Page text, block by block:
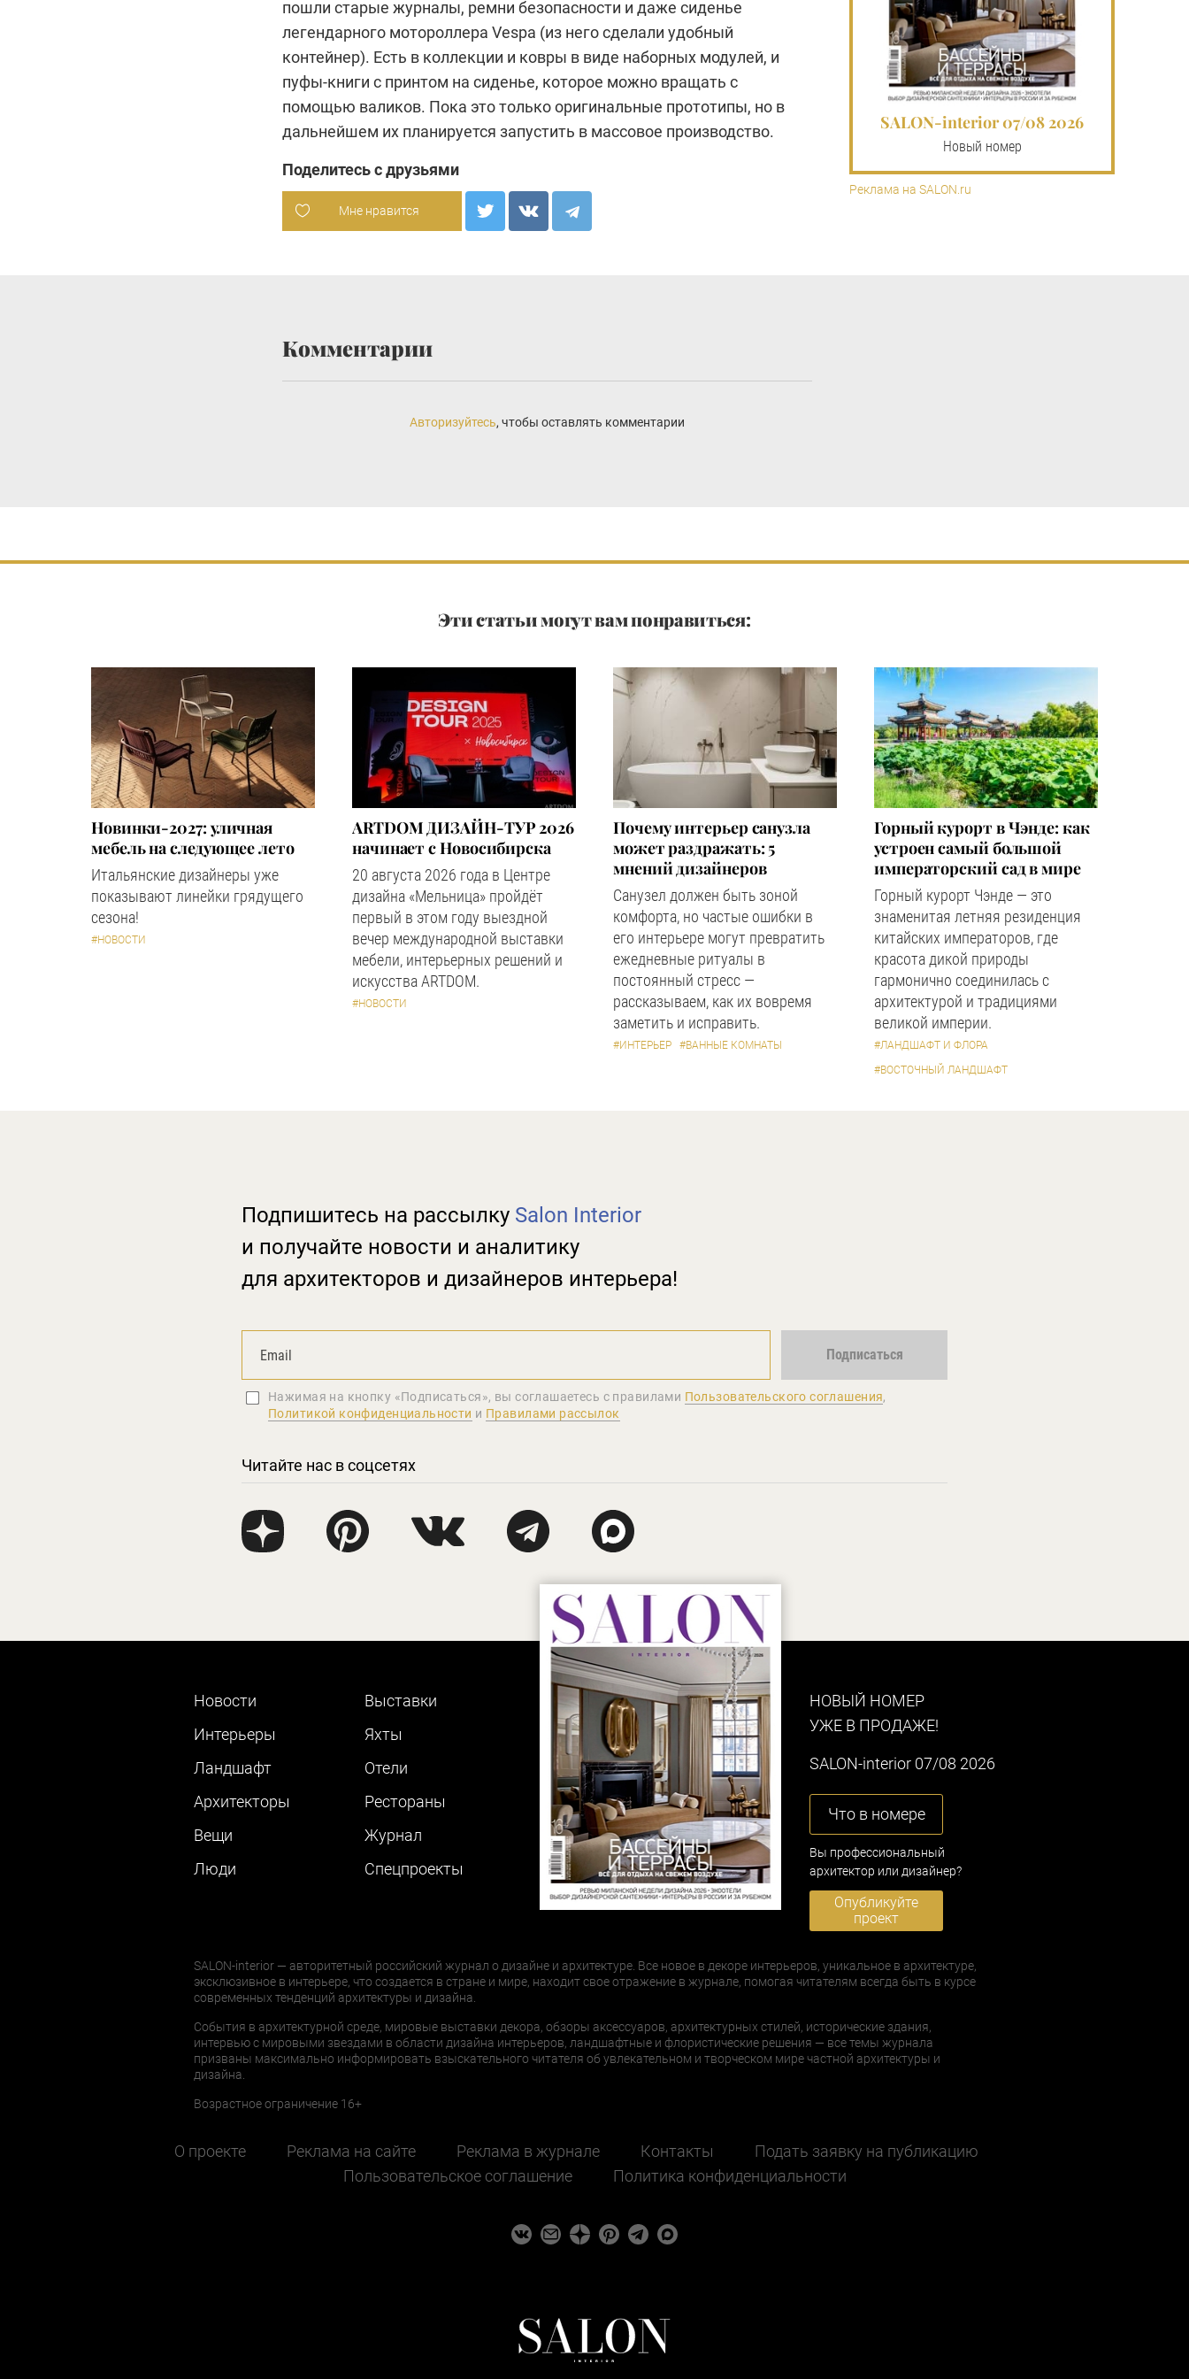
пошли старые журналы, ремни безопасности и даже сиденье
легендарного мотороллера Vespa (из него сделали удобный
контейнер). Есть в коллекции и ковры в виде наборных модулей, и
пуфы-книги с принтом на сиденье, которое можно вращать с
помощью валиков. Пока это только оригинальные прототипы, но в
дальнейшем их планируется запустить в массовое производство.
Поделитесь с друзьями
Мне нравится
SALON-interior 07/08 2026
Новый номер
Реклама на SALON.ru
Комментарии
Авторизуйтесь, чтобы оставлять комментарии
Эти статьи могут вам понравиться:
Новинки-2027: уличная
мебель на следующее лето
Итальянские дизайнеры уже
показывают линейки грядущего
сезона!
#НОВОСТИ
ARTDOM ДИЗАЙН-ТУР 2026
начинает с Новосибирска
20 августа 2026 года в Центре
дизайна «Мельница» пройдёт
первый в этом году выездной
вечер международной выставки
мебели, интерьерных решений и
искусства ARTDOM.
#НОВОСТИ
Почему интерьер санузла
может раздражать: 5
мнений дизайнеров
Санузел должен быть зоной
комфорта, но частые ошибки в
его интерьере могут превратить
ежедневные ритуалы в
постоянный стресс —
рассказываем, как их вовремя
заметить и исправить.
#ИНТЕРЬЕР #ВАННЫЕ КОМНАТЫ
Горный курорт в Чэнде: как
устроен самый большой
императорский сад в мире
Горный курорт Чэнде — это
знаменитая летняя резиденция
китайских императоров, где
красота дикой природы
гармонично соединилась с
архитектурой и традициями
великой империи.
#ЛАНДШАФТ И ФЛОРА
#ВОСТОЧНЫЙ ЛАНДШАФТ
Подпишитесь на рассылку Salon Interior
и получайте новости и аналитику
для архитекторов и дизайнеров интерьера!
Подписаться
Нажимая на кнопку «Подписаться», вы соглашаетеcь с правилами Пользовательского соглашения,
Политикой конфиденциальности и Правилами рассылок
Читайте нас в соцсетях
Новости
Интерьеры
Ландшафт
Архитекторы
Вещи
Люди
Выставки
Яхты
Отели
Рестораны
Журнал
Cпецпроекты
НОВЫЙ НОМЕР
УЖЕ В ПРОДАЖЕ!
SALON-interior 07/08 2026
Что в номере
Вы профессиональный
архитектор или дизайнер?
Опубликуйте
проект
SALON-interior — авторитетный российский журнал о дизайне и архитектуре. Все новое в декоре интерьеров, уникальное в архитектуре,
эксклюзивное в интерьере, что создается в стране и мире, находит свое отражение в журнале, помогая читателям всегда быть в курсе
современных тенденций архитектуры и дизайна.
События в архитектурной среде, мировые выставки декора, обзоры аксессуаров, архитектурных стилей, исторические здания,
интервью с мировыми звездами в области дизайна интерьеров, ландшафтные и флористические решения — все темы журнала
призваны максимально информировать взыскательного читателя об увлекательном и творческом мире частной архитектуры и
дизайна.
Возрастное ограничение 16+
О проекте Реклама на сайте Реклама в журнале Контакты
Подать заявку на публикацию
Пользовательское соглашение
Политика конфиденциальности